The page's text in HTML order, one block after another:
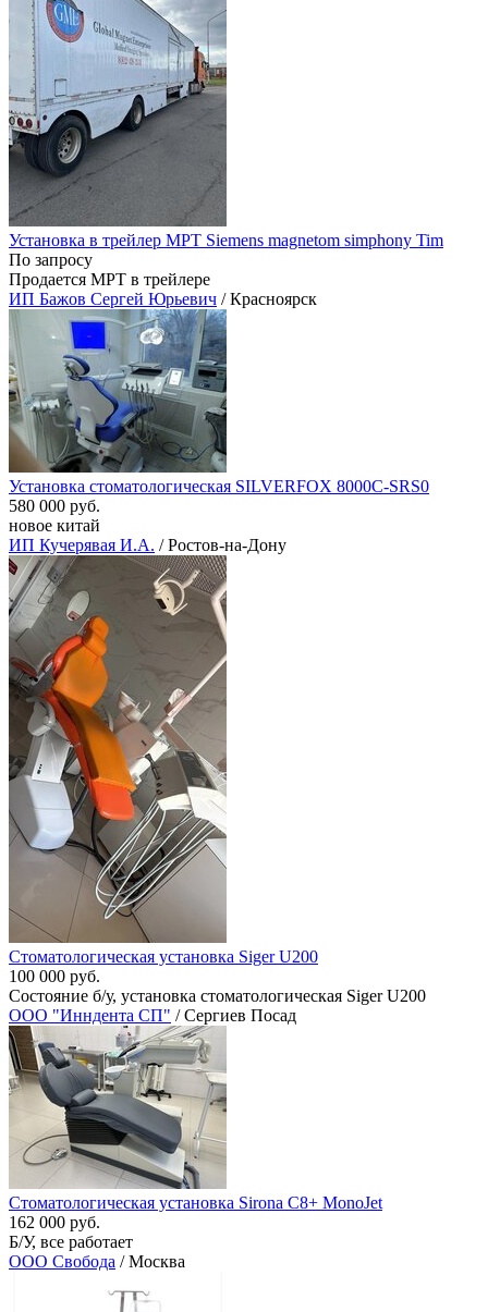
Установка в трейлер МРТ Siemens magnetom simphony Tim
По запросу
Продается МРТ в трейлере
ИП Бажов Сергей Юрьевич / Красноярск
Установка стоматологическая SILVERFOX 8000C-SRS0
580 000 руб.
новое китай
ИП Кучерявая И.А. / Ростов-на-Дону
Стоматологическая установка Siger U200
100 000 руб.
Состояние б/у, установка стоматологическая Siger U200
ООО "Инндента СП" / Сергиев Посад
Стоматологическая установка Sirona C8+ MonoJet
162 000 руб.
Б/У, все работает
ООО Свобода / Москва